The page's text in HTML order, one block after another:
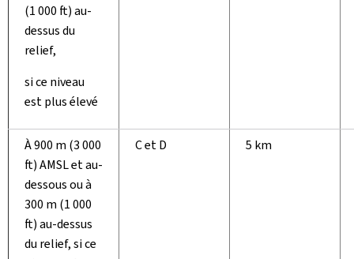
(1 000 ft) au-
dessus du
relief,
si ce niveau
est plus élevé
À 900 m (3 000
ft) AMSL et au-
dessous ou à
300 m (1 000
ft) au-dessus
du relief, si ce
C et D 5 km